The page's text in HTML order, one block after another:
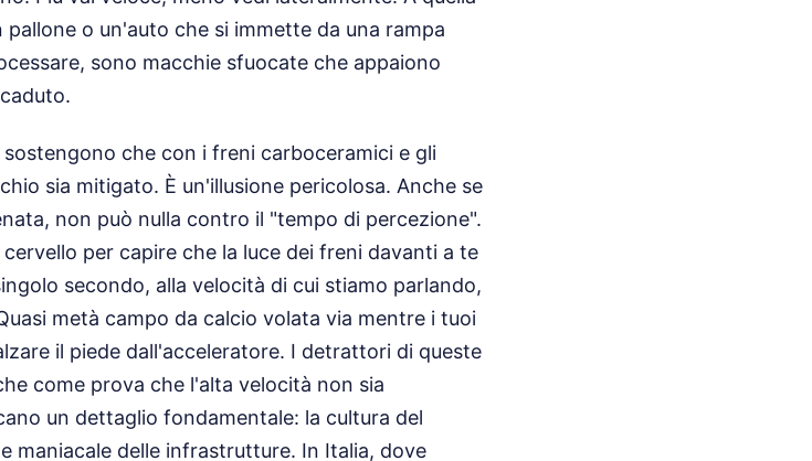
o un'auto che si immette da una rampa
sono macchie sfuocate che appaiono
che con i freni carboceramici e gli
sia mitigato. È un'illusione pericolosa. Anche se
non può nulla contro il "tempo di percezione".
per capire che la luce dei freni davanti a te
secondo, alla velocità di cui stiamo parlando,
metà campo da calcio volata via mentre i tuoi
il piede dall'acceleratore. I detrattori di queste
come prova che l'alta velocità non sia
un dettaglio fondamentale: la cultura del
maniacale delle infrastrutture. In Italia, dove